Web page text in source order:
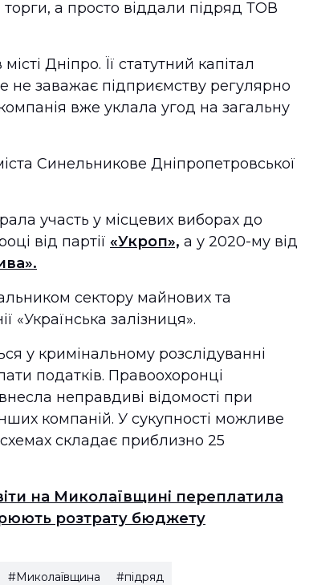
а просто віддали підряд ТОВ
Дніпро. Її статутний капітал
не заважає підприємству регулярно
вже уклала угод на загальну
Синельникове Дніпропетровської
участь у місцевих виборах до
від партії «Укроп», а у 2020-му від
сектору майнових та
«Українська залізниця».
у кримінальному розслідуванні
податків. Правоохоронці
неправдиві відомості при
компаній. У сукупності можливе
складає приблизно 25
на Миколаївщині переплатила
розтрату бюджету
#Миколаївщина #підряд